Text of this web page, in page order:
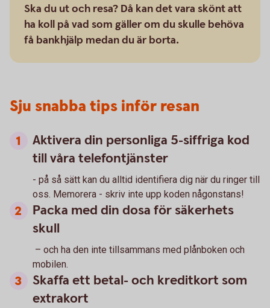
Ska du ut och resa? Då kan det vara skönt att
ha koll på vad som gäller om du skulle behöva
få bankhjälp medan du är borta.
Sju snabba tips inför resan
Aktivera din personliga 5-siffriga kod
till våra telefontjänster
- på så sätt kan du alltid identifiera dig när du ringer till
oss. Memorera - skriv inte upp koden någonstans!
Packa med din dosa för säkerhets
skull
– och ha den inte tillsammans med plånboken och
mobilen.
Skaffa ett betal- och kreditkort som
extrakort